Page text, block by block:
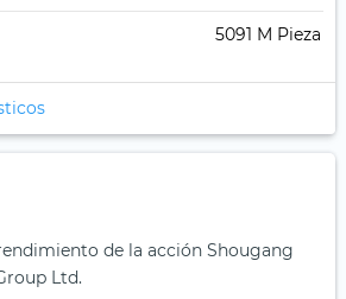
5091 M Pieza
de la acción Shougang
Ltd.